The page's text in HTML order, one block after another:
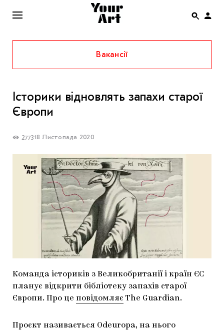
ENG
НОВИНИ
КОЛОНКИ
СПЕЦПРОЄКТИ
THE UKRAINIAN PAVILION AT VENICE BIENNALE
2022
МАРІУПОЛЬСЬКІ МАРГІНАЛІЇ
ДОСЛІДНИЦЬКА ПЛАТФОРМА
ЗАПАЛЕННЯ
CARPATHIAN CULT ПРО РІЗДВЯНІ СВЯТА
Вакансії
Історики відновлять запахи старої
Європи
277318 Листопада 2020
Команда істориків з Великобританії і країн ЄС
планує відкрити бібліотеку запахів старої
Європи. Про це повідомляє The Guardian.
Проєкт називається Odeuropa, на нього